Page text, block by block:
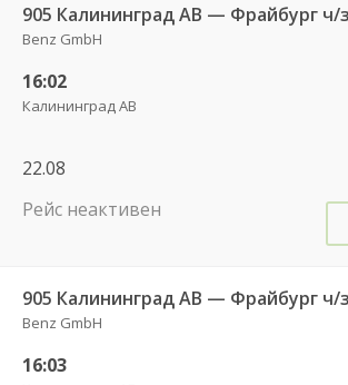
905 Калининград АВ — Фрайбург
Benz GmbH
16:02
Калининград АВ
22.08
Рейс неактивен
905 Калининград АВ — Фрайбург
Benz GmbH
16:03